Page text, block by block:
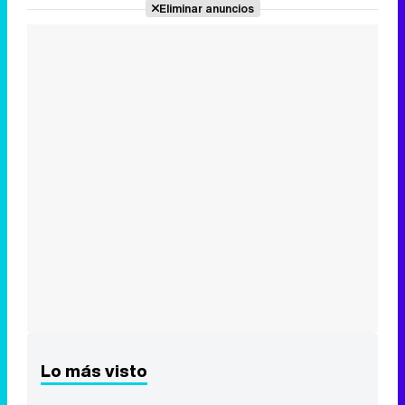
Eliminar anuncios
Lo más visto